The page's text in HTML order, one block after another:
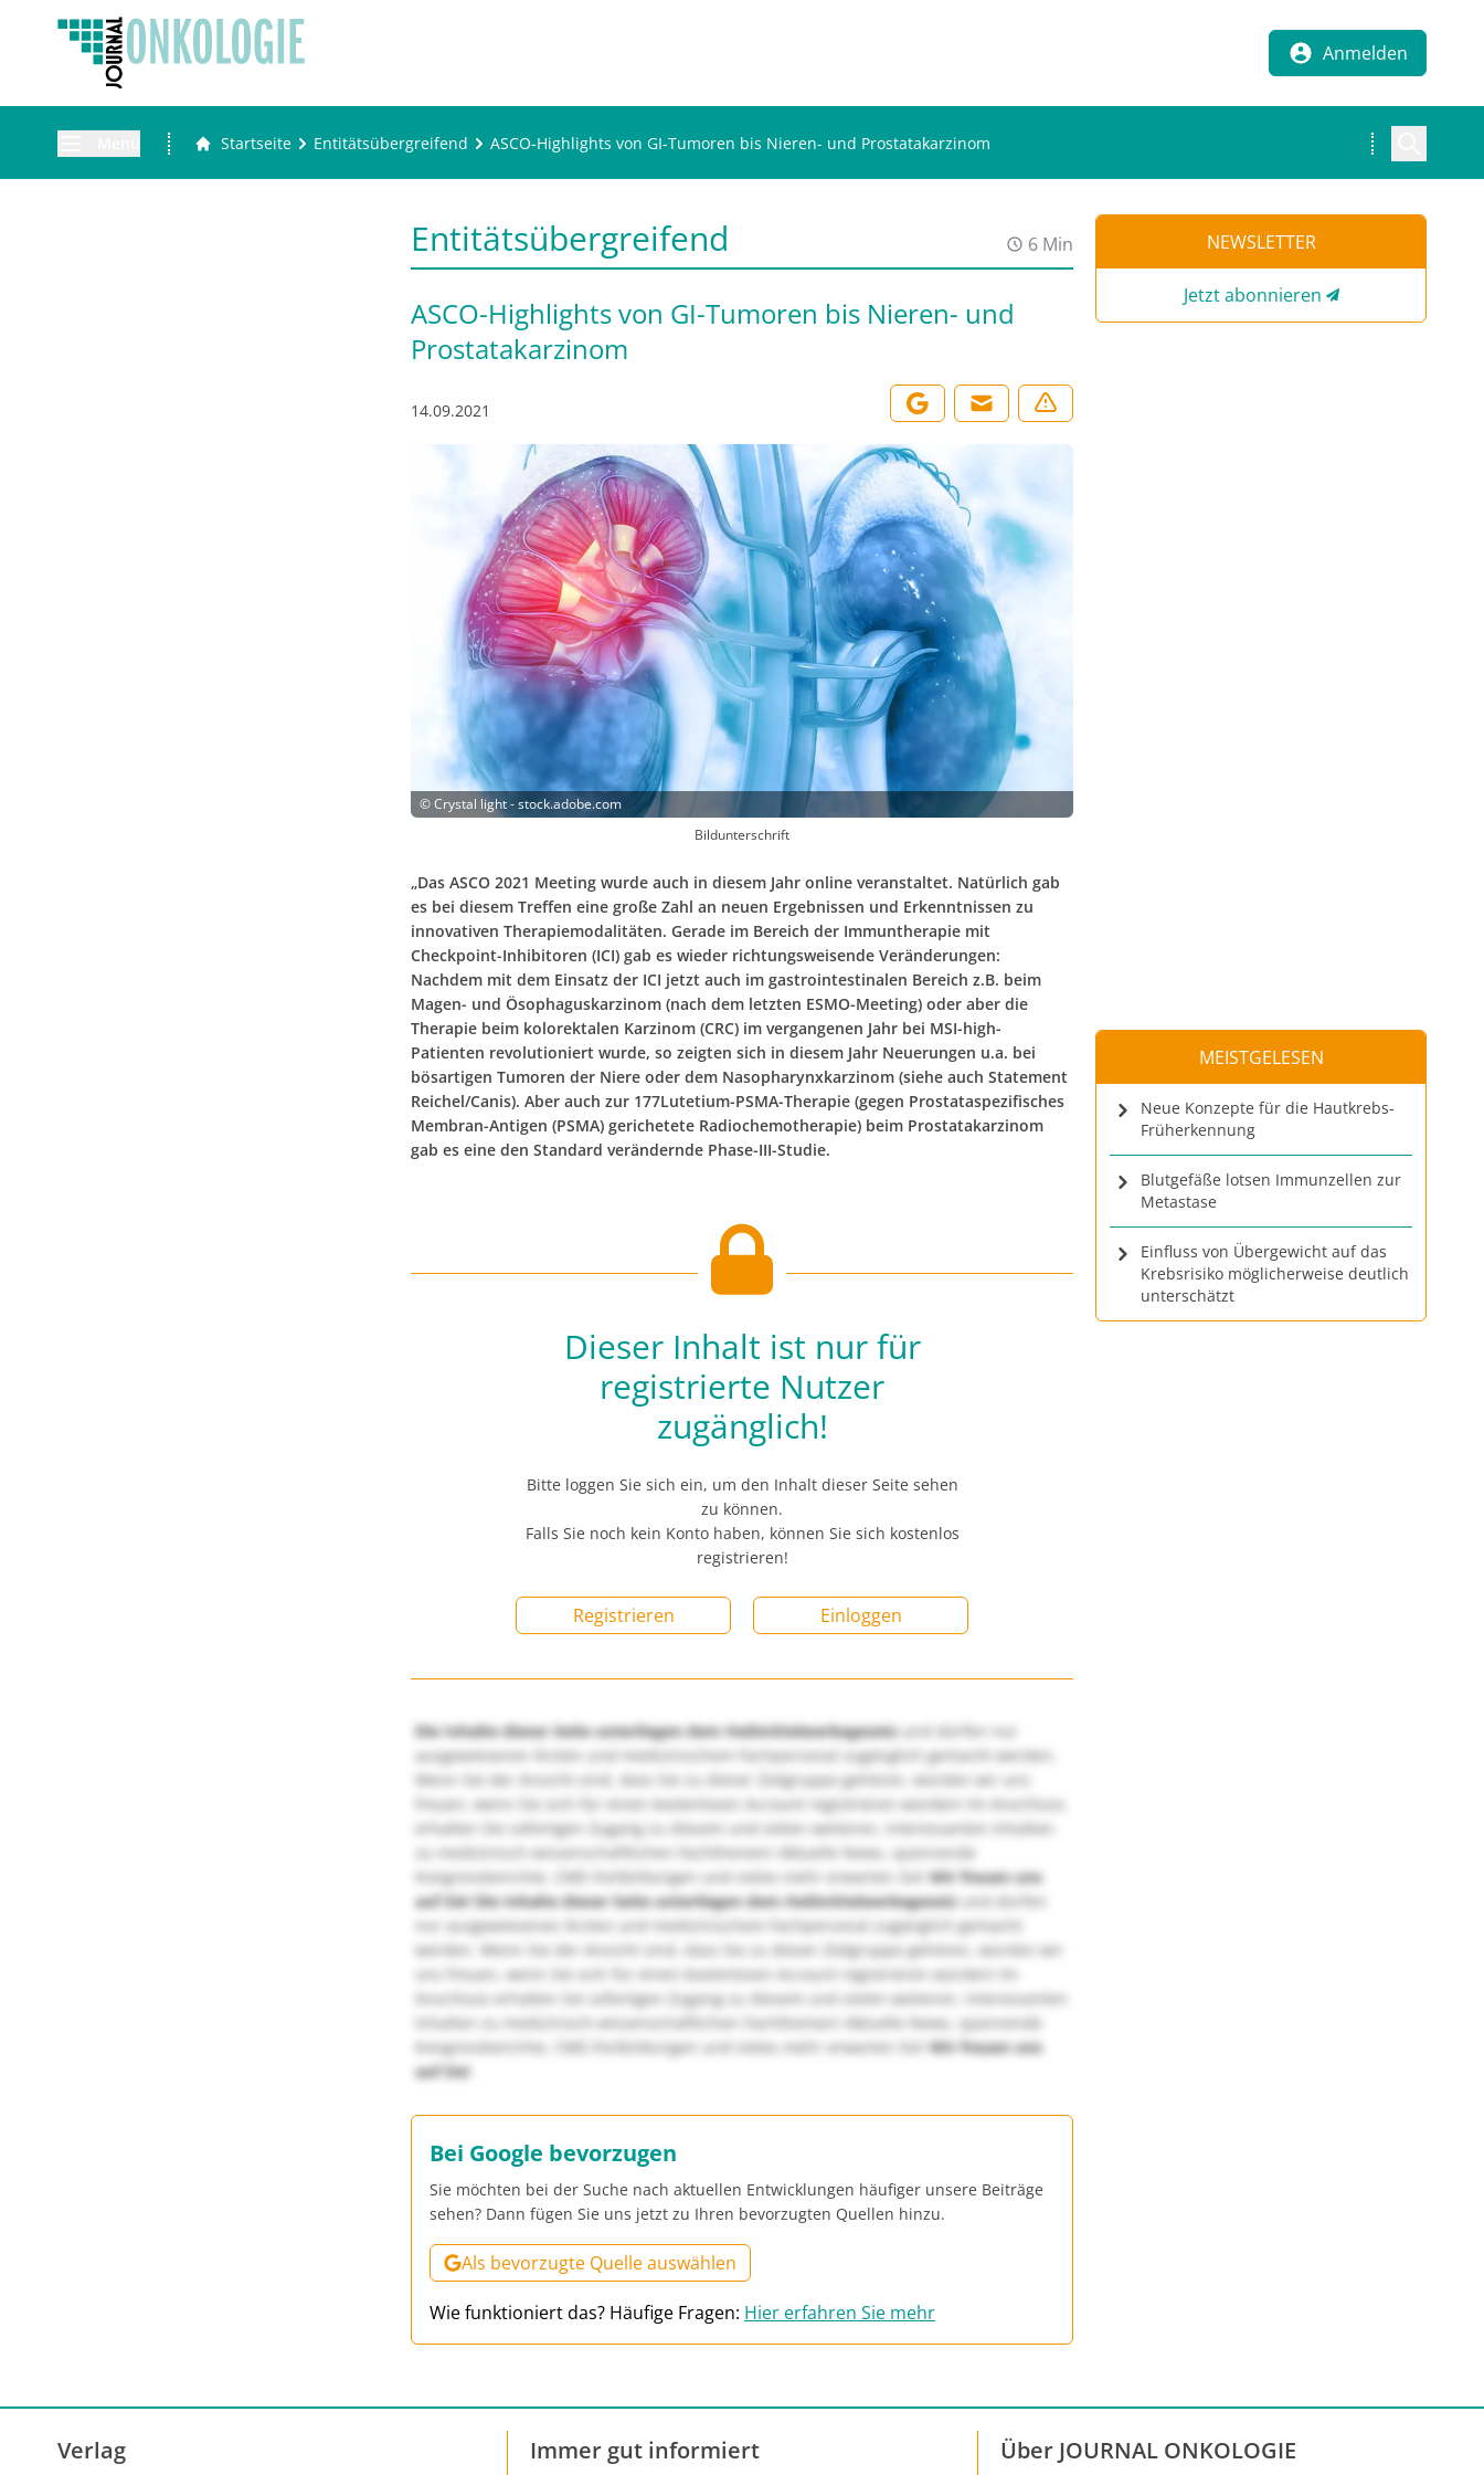
Anmelden
Startseite Entitätsübergreifend ASCO-Highlights von GI-Tumoren bis Nieren- und Prostatakarzinom
Entitätsübergreifend 6 Min
ASCO-Highlights von GI-Tumoren bis Nieren- und
Prostatakarzinom
14.09.2021
©Crystal light - stock.adobe.com
Bildunterschrift
„Das ASCO 2021 Meeting wurde auch in diesem Jahr online veranstaltet. Natürlich gab
es bei diesem Treffen eine große Zahl an neuen Ergebnissen und Erkenntnissen zu
innovativen Therapiemodalitäten. Gerade im Bereich der Immuntherapie mit
Checkpoint-Inhibitoren (ICI) gab es wieder richtungsweisende Veränderungen:
Nachdem mit dem Einsatz der ICI jetzt auch im gastrointestinalen Bereich z.B. beim
Magen- und Ösophaguskarzinom (nach dem letzten ESMO-Meeting) oder aber die
Therapie beim kolorektalen Karzinom (CRC) im vergangenen Jahr bei MSI-high-
Patienten revolutioniert wurde, so zeigten sich in diesem Jahr Neuerungen u.a. bei
bösartigen Tumoren der Niere oder dem Nasopharynxkarzinom (siehe auch Statement
Reichel/Canis). Aber auch zur 177Lutetium-PSMA-Therapie (gegen Prostataspezifisches
Membran-Antigen (PSMA) gerichetete Radiochemotherapie) beim Prostatakarzinom
gab es eine den Standard verändernde Phase-III-Studie.
Dieser Inhalt ist nur für
registrierte Nutzer
zugänglich!
Bitte loggen Sie sich ein, um den Inhalt dieser Seite sehen
zu können.
Falls Sie noch kein Konto haben, können Sie sich kostenlos
registrieren!
Registrieren Einloggen
Die Inhalte dieser Seite unterliegen dem Heilmittelwerbegesetzund dürfen nur
ausgewiesenen Ärzten und medizinischem Fachpersonal zugänglich gemacht werden.
Wenn Sie der Ansicht sind, dass Sie zu dieser Zielgruppe gehören, würden wir uns
freuen, wenn Sie sich für einen kostenlosen Account registrieren würden! Im Anschluss
erhalten Sie sofortigen Zugang zu diesem und vielen weiteren, interessanten Inhalten
zu medizinisch-wissenschaftlichen Fachthemen! Aktuelle News, spannende
Kongressberichte, CME-Fortbildungen und vieles mehr erwarten Sie!Wir freuen uns
auf Sie! Die Inhalte dieser Seite unterliegen dem Heilmittelwerbegesetzund dürfen
nur ausgewiesenen Ärzten und medizinischem Fachpersonal zugänglich gemacht
werden. Wenn Sie der Ansicht sind, dass Sie zu dieser Zielgruppe gehören, würden wir
uns freuen, wenn Sie sich für einen kostenlosen Account registrieren würden! Im
Anschluss erhalten Sie sofortigen Zugang zu diesem und vielen weiteren, interessanten
Inhalten zu medizinisch-wissenschaftlichen Fachthemen! Aktuelle News, spannende
Kongressberichte, CME-Fortbildungen und vieles mehr erwarten Sie! Wir freuen uns
auf Sie!
Bei Google bevorzugen
Sie möchten bei der Suche nach aktuellen Entwicklungen häufiger unsere Beiträge
sehen? Dann fügen Sie uns jetzt zu Ihren bevorzugten Quellen hinzu.
Als bevorzugte Quelle auswählen
Wie funktioniert das? Häufige Fragen: Hier erfahren Sie mehr
NEWSLETTER
Jetzt abonnieren
MEISTGELESEN
Neue Konzepte für die Hautkrebs-
Früherkennung
Blutgefäße lotsen Immunzellen zur
Metastase
Einfluss von Übergewicht auf das
Krebsrisiko möglicherweise deutlich
unterschätzt
Verlag Immer gut informiert Über JOURNAL ONKOLOGIE